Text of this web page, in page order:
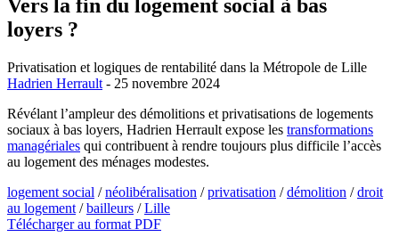
Vers la fin du logement social à bas
loyers ?
Privatisation et logiques de rentabilité dans la Métropole de Lille
Hadrien Herrault - 25 novembre 2024
Révélant l’ampleur des démolitions et privatisations de logements
sociaux à bas loyers, Hadrien Herrault expose les transformations
managériales qui contribuent à rendre toujours plus difficile l’accès
au logement des ménages modestes.
logement social /néolibéralisation /privatisation /démolition /droit
au logement /bailleurs /Lille
Télécharger au format PDF